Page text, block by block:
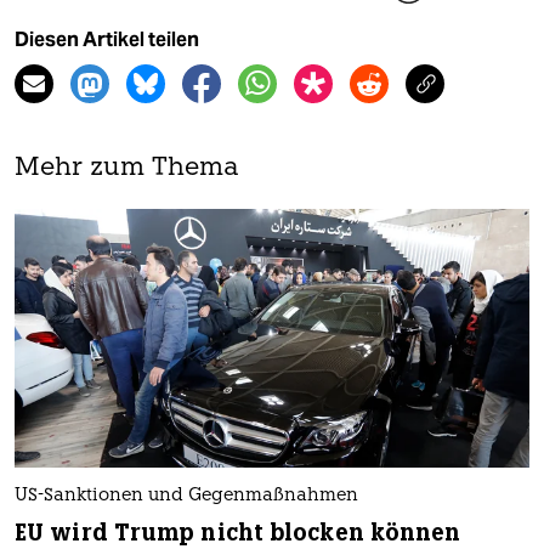
Diesen Artikel teilen
Mehr zum Thema
US-Sanktionen und Gegenmaßnahmen
EU wird Trump nicht blocken können